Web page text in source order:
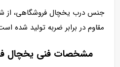
جنس درب یخچال فروشگاهی،
مقاوم در برابر ضربه تولید شده
مشخصات فنی یخچال